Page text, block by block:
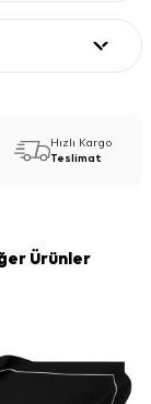
Hızlı Kargo
Teslimat
Ürünler